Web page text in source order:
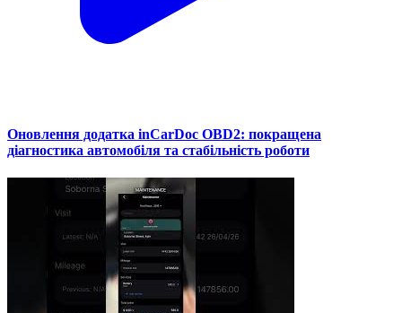
Оновлення додатка inCarDoc OBD2: покращена
діагностика автомобіля та стабільність роботи